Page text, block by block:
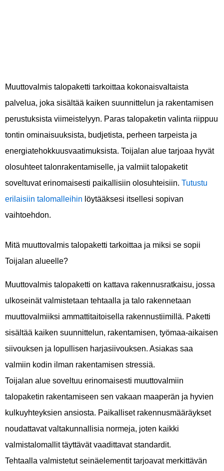
Muuttovalmis talopaketti tarkoittaa kokonaisvaltaista
palvelua, joka sisältää kaiken suunnittelun ja rakentamisen
perustuksista viimeistelyyn. Paras talopaketin valinta riippuu
tontin ominaisuuksista, budjetista, perheen tarpeista ja
energiatehokkuusvaatimuksista. Toijalan alue tarjoaa hyvät
olosuhteet talonrakentamiselle, ja valmiit talopaketit
soveltuvat erinomaisesti paikallisiin olosuhteisiin. Tutustu
erilaisiin talomalleihin löytääksesi itsellesi sopivan
vaihtoehdon.
Mitä muuttovalmis talopaketti tarkoittaa ja miksi se sopii
Toijalan alueelle?
Muuttovalmis talopaketti on kattava rakennusratkaisu, jossa
ulkoseinät valmistetaan tehtaalla ja talo rakennetaan
muuttovalmiiksi ammattitaitoisella rakennustiimillä. Paketti
sisältää kaiken suunnittelun, rakentamisen, työmaa-aikaisen
siivouksen ja lopullisen harjasiivouksen. Asiakas saa
valmiin kodin ilman rakentamisen stressiä.
Toijalan alue soveltuu erinomaisesti muuttovalmiin
talopaketin rakentamiseen sen vakaan maaperän ja hyvien
kulkuyhteyksien ansiosta. Paikalliset rakennusmääräykset
noudattavat valtakunnallisia normeja, joten kaikki
valmistalomallit täyttävät vaadittavat standardit.
Tehtaalla valmistetut seinäelementit tarjoavat merkittävän